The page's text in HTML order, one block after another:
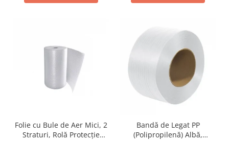
Folie cu Bule de Aer Mici, 2
Straturi, Rolă Protecție
Bandă de Legat PP
(Polipropilenă) Albă,